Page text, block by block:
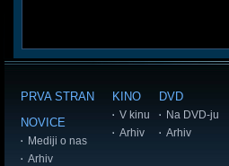
PRVA STRAN
NOVICE
Mediji o nas
Arhiv
KINO
V kinu
Arhiv
DVD
Na DVD-ju
Arhiv